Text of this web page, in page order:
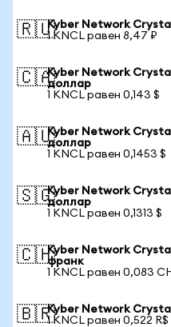
🇷🇺Kyber Network
1 KNCL равен 8,47 ₽
🇨🇦Kyber Network
доллар
1 KNCL равен 0,143 $
🇦🇺Kyber Network
доллар
1 KNCL равен 0,1453 $
🇸🇬Kyber Network
доллар
1 KNCL равен 0,1313 $
🇨🇭Kyber Network
франк
1 KNCL равен 0,083
🇧🇷Kyber Network
1 KNCL равен 0,522 R$